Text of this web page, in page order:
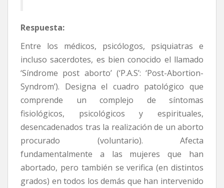
Respuesta:
Entre los médicos, psicólogos, psiquiatras e
incluso sacerdotes, es bien conocido el llamado
‘Síndrome post aborto’ (‘P.A.S’: ‘Post-Abortion-
Syndrom’). Designa el cuadro patológico que
comprende un complejo de síntomas
fisiológicos, psicológicos y espirituales,
desencadenados tras la realización de un aborto
procurado (voluntario). Afecta
fundamentalmente a las mujeres que han
abortado, pero también se verifica (en distintos
grados) en todos los demás que han intervenido